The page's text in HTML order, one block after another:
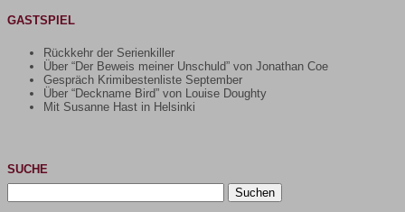
GASTSPIEL
Rückkehr der Serienkiller
Über “Der Beweis meiner Unschuld” von Jonathan Coe
Gespräch Krimibestenliste September
Über “Deckname Bird” von Louise Doughty
Mit Susanne Hast in Helsinki
SUCHE
Suchen
nach: